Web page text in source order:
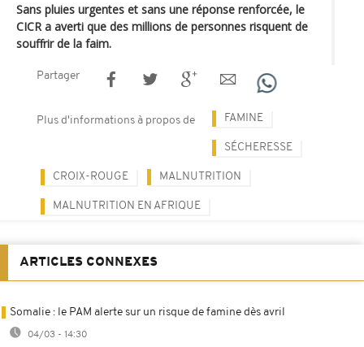
Sans pluies urgentes et sans une réponse renforcée, le
CICR a averti que des millions de personnes risquent de
souffrir de la faim.
Partager
Plus d'informations à propos de FAMINE
SÉCHERESSE
CROIX-ROUGE MALNUTRITION
MALNUTRITION EN AFRIQUE
ARTICLES CONNEXES
Somalie : le PAM alerte sur un risque de famine dès avril
04/03 - 14:30